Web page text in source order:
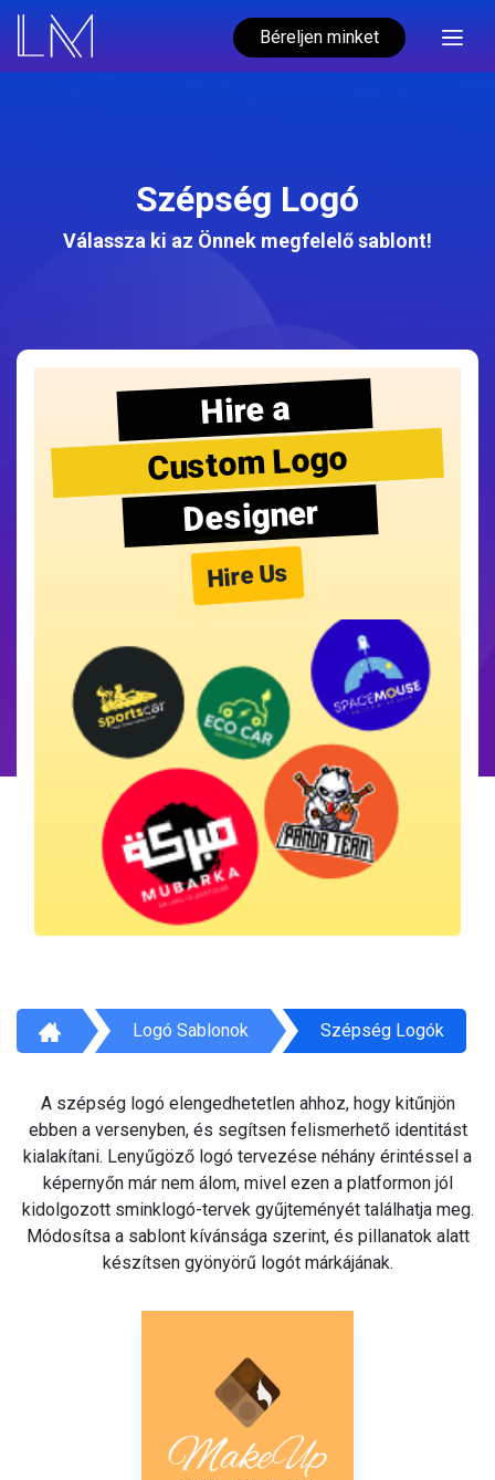
Béreljen minket
Szépség Logó
Válassza ki az Önnek megfelelő sablont!
Hire a
Custom Logo
Designer
Hire Us
Logó Sablonok Szépség Logók
A szépség logó elengedhetetlen ahhoz, hogy kitűnjön
ebben a versenyben, és segítsen felismerhető identitást
kialakítani. Lenyűgöző logó tervezése néhány érintéssel a
képernyőn már nem álom, mivel ezen a platformon jól
kidolgozott sminklogó-tervek gyűjteményét találhatja meg.
Módosítsa a sablont kívánsága szerint, és pillanatok alatt
készítsen gyönyörű logót márkájának.